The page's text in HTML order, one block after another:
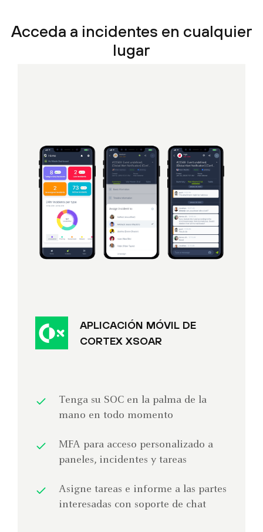
Acceda a incidentes en cualquier
lugar
APLICACIÓN MÓVIL DE
CORTEX XSOAR
Tenga su SOC en la palma de la
mano en todo momento
MFA para acceso personalizado a
paneles, incidentes y tareas
Asigne tareas e informe a las partes
interesadas con soporte de chat